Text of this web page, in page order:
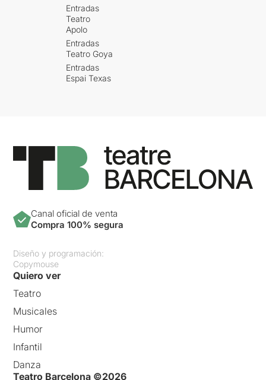
Entradas
Teatro
Apolo
Entradas
Teatro Goya
Entradas
Espai Texas
Canal oficial de venta
Compra 100% segura
Diseño y programación:
Copymouse
Quiero ver
Teatro
Musicales
Humor
Infantil
Danza
Teatro Barcelona ©2026